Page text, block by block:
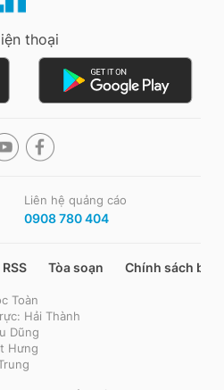
thoại
Liên hệ quảng cáo
0908 780 404
RSS Tòa soạn Chính sách bảo
Toàn
Hải Thành
Dũng
Hưng